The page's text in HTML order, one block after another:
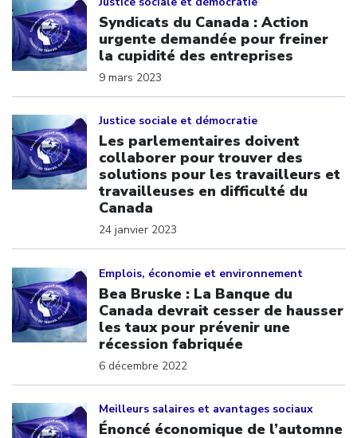
Syndicats du Canada : Action
urgente demandée pour freiner
la cupidité des entreprises
9 mars 2023
Justice sociale et démocratie
Les parlementaires doivent
collaborer pour trouver des
solutions pour les travailleurs et
travailleuses en difficulté du
Canada
24 janvier 2023
Emplois, économie et environnement
Bea Bruske : La Banque du
Canada devrait cesser de hausser
les taux pour prévenir une
récession fabriquée
6 décembre 2022
Meilleurs salaires et avantages sociaux
Énoncé économique de l’automne